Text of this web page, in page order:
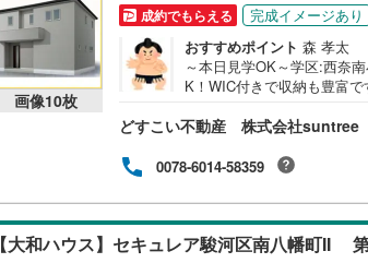
画像10枚
成約でもらえる
完成イメージあり
おすすめポイント 森 孝太
～本日見学OK～学区:西奈
K！WIC付きで収納も豊富
物件で耐震等級などの住宅
地面積は66.71坪とゆとり
い広々とした開放的な空間
4.3帖の洋室はお子さまの
ゼットをはじめ各居室の収
浄水器内蔵キッチン水栓な
ミニストップ静岡瀬名川店
どすこい不動産 株式会社suntree
0078-6014-58359
【大和ハウス】セキュレア駿河区南八幡町II